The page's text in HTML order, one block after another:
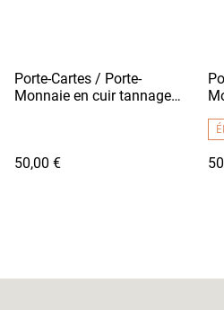
Porte-Cartes / Porte-
Monnaie en cuir tannage
50,00 €